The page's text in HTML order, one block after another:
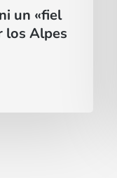
un «fiel
los Alpes